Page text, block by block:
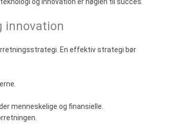
innovation
En effektiv strategi bør
menneskelige og finansielle.